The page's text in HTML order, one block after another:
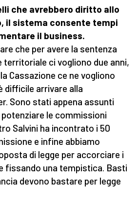
che avrebbero diritto allo
il sistema consente tempi
il business.
che per avere la sentenza
territoriale ci vogliono due anni,
Cassazione ce ne vogliono
difficile arrivare alla
Sono stati appena assunti
le commissioni
Salvini ha incontrato i 50
e infine abbiamo
di legge per accorciare i
fissando una tempistica. Basti
devono bastare per legge